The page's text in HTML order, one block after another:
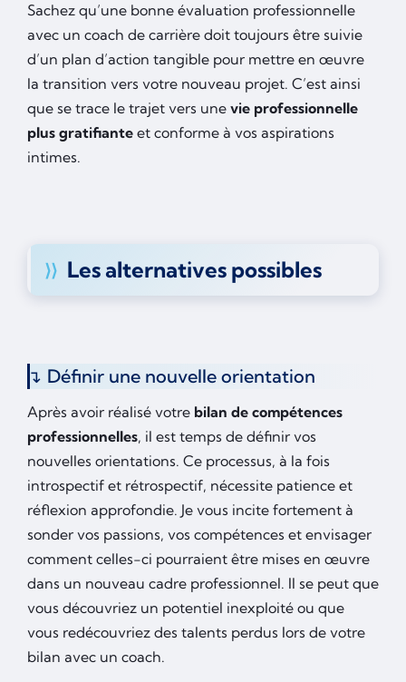
Sachez qu’une bonne évaluation professionnelle
avec un coach de carrière doit toujours être suivie
d’un plan d’action tangible pour mettre en œuvre
la transition vers votre nouveau projet. C’est ainsi
que se trace le trajet vers une vie professionnelle
plus gratifiante et conforme à vos aspirations
intimes.
Les alternatives possibles
Définir une nouvelle orientation
Après avoir réalisé votre bilan de compétences
professionnelles, il est temps de définir vos
nouvelles orientations. Ce processus, à la fois
introspectif et rétrospectif, nécessite patience et
réflexion approfondie. Je vous incite fortement à
sonder vos passions, vos compétences et envisager
comment celles-ci pourraient être mises en œuvre
dans un nouveau cadre professionnel. Il se peut que
vous découvriez un potentiel inexploité ou que
vous redécouvriez des talents perdus lors de votre
bilan avec un coach.